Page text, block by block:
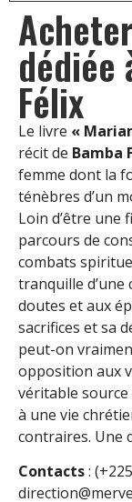
dédiée
Félix
Le livre «
récit de Bamba
femme dont la
ténèbres d’un
Loin d’être une
parcours de
combats
tranquille d’une
doutes et aux
sacrifices et sa
peut-on
opposition aux
véritable
à une vie
contraires. Une
Contacts: